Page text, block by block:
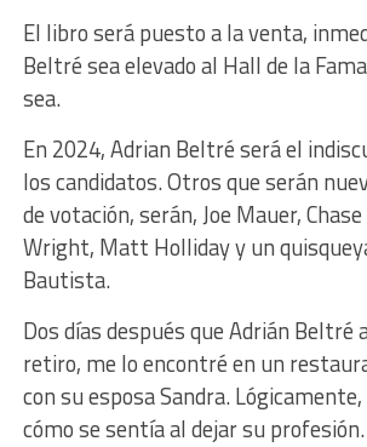
El libro será puesto a la venta,
Beltré sea elevado al Hall de la
sea.
En 2024, Adrian Beltré será el
los candidatos. Otros que serán
de votación, serán, Joe Mauer,
Wright, Matt Holliday y un
Bautista.
Dos días después que Adrián Beltré
retiro, me lo encontré en un
con su esposa Sandra.
cómo se sentía al dejar su profesión.